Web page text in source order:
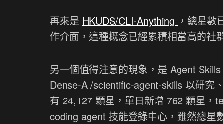
再來是 HKUDS/CLI-Anything ，總星
作介面，這種概念已經累積相當高的社
另一個值得注意的現象，是 Agent
Dense-AI/scientific-agent-skills 以研究
有 24,127 顆星，單日新增 762 顆星，
coding agent 技能登錄中心，雖然總星